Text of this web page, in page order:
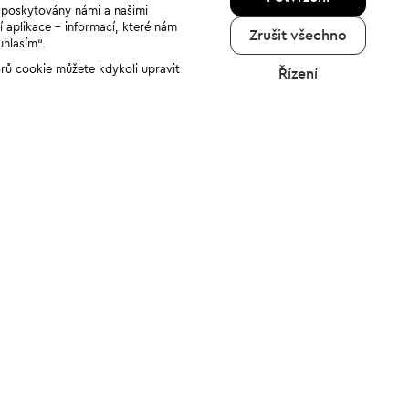
námi a našimi
aplikace - informací, které nám
cookie můžete kdykoli upravit
Zrušit všechno
Řízení